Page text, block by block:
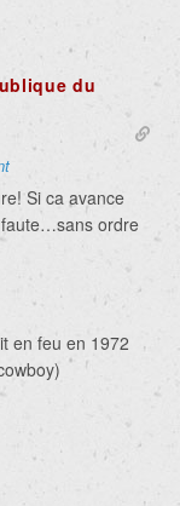
du
Si ca avance
faute…sans ordre
en feu en 1972